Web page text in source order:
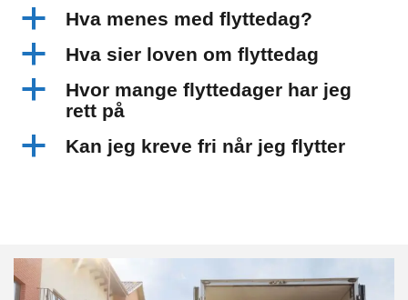
a Hva menes med flyttedag?
a Hva sier loven om flyttedag
a
Hvor mange flyttedager har jeg
rett på
a Kan jeg kreve fri når jeg flytter